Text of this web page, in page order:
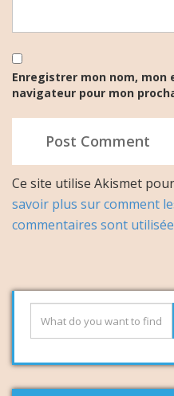
Enregistrer mon nom, mon
navigateur pour mon
Ce site utilise Akismet
savoir plus sur comment
commentaires sont